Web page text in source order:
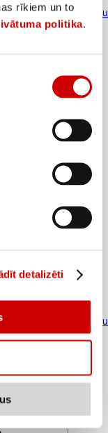
rīkiem un to
politika.
detalizēti
BABY banānu ar putru
BIO auzu persiku